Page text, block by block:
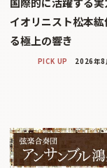
イオリニスト松本
る極上の響き
PICK UP 2026年8